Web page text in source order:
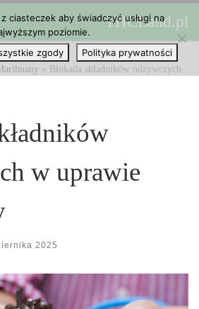
THCLand.pl
» Blokada składników odżywczych
w uprawie
2025
ciasteczek aby świadczyć usługi na
poziomie.
zgody Polityka prywatności